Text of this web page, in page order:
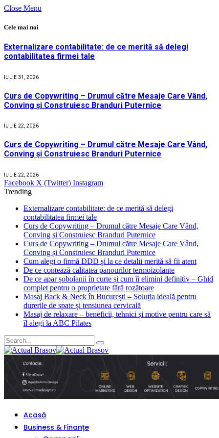
Close Menu
Cele mai noi
Externalizare contabilitate: de ce merită să delegi
contabilitatea firmei tale
IULIE 31, 2026
Curs de Copywriting – Drumul către Mesaje Care Vând,
Conving și Construiesc Branduri Puternice
IULIE 22, 2026
Curs de Copywriting – Drumul către Mesaje Care Vând,
Conving și Construiesc Branduri Puternice
IULIE 22, 2026
Facebook X (Twitter) Instagram
Trending
Externalizare contabilitate: de ce merită să delegi
contabilitatea firmei tale
Curs de Copywriting – Drumul către Mesaje Care Vând,
Conving și Construiesc Branduri Puternice
Curs de Copywriting – Drumul către Mesaje Care Vând,
Conving și Construiesc Branduri Puternice
Cum alegi o firmă DDD și la ce detalii merită să fii atent
De ce contează calitatea panourilor termoizolante
De ce apar șobolanii în curte și cum îi elimini definitiv – Ghid
complet pentru o proprietate fără rozătoare
Masaj Back & Neck în București – Soluția ideală pentru
durerile de spate și tensiunea cervicală
Masaj de relaxare – beneficii, tehnici și motive pentru care să
îl alegi la ABC Pilates
Acasă
Business & Finanțe